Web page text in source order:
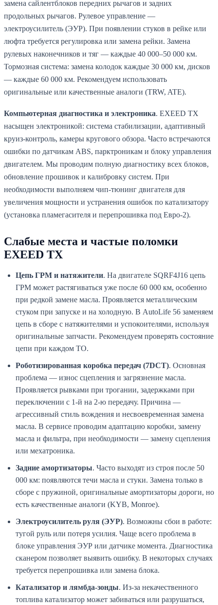
замена сайлентблоков передних рычагов и задних
продольных рычагов. Рулевое управление —
электроусилитель (ЭУР). При появлении стуков в рейке или
люфта требуется регулировка или замена рейки. Замена
рулевых наконечников и тяг — каждые 40 000–50 000 км.
Тормозная система: замена колодок каждые 30 000 км, дисков
— каждые 60 000 км. Рекомендуем использовать
оригинальные или качественные аналоги (TRW, ATE).
Компьютерная диагностика и электроника. EXEED TX
насыщен электроникой: система стабилизации, адаптивный
круиз-контроль, камеры кругового обзора. Часто встречаются
ошибки по датчикам ABS, парктроникам и блоку управления
двигателем. Мы проводим полную диагностику всех блоков,
обновление прошивок и калибровку систем. При
необходимости выполняем чип-тюнинг двигателя для
увеличения мощности и устранения ошибок по катализатору
(установка пламегасителя и перепрошивка под Евро-2).
Слабые места и частые поломки
EXEED TX
Цепь ГРМ и натяжители. На двигателе SQRF4J16 цепь
ГРМ может растягиваться уже после 60 000 км, особенно
при редкой замене масла. Проявляется металлическим
стуком при запуске и на холодную. В AutoLife 56 заменяем
цепь в сборе с натяжителями и успокоителями, используя
оригинальные запчасти. Рекомендуем проверять состояние
цепи при каждом ТО.
Роботизированная коробка передач (7DCT). Основная
проблема — износ сцепления и загрязнение масла.
Проявляется рывками при трогании, задержками при
переключении с 1-й на 2-ю передачу. Причина —
агрессивный стиль вождения и несвоевременная замена
масла. В сервисе проводим адаптацию коробки, замену
масла и фильтра, при необходимости — замену сцепления
или мехатроника.
Задние амортизаторы. Часто выходят из строя после 50
000 км: появляются течи масла и стуки. Замена только в
сборе с пружиной, оригинальные амортизаторы дороги, но
есть качественные аналоги (KYB, Monroe).
Электроусилитель руля (ЭУР). Возможны сбои в работе:
тугой руль или потеря усилия. Чаще всего проблема в
блоке управления ЭУР или датчике момента. Диагностика
сканером позволяет выявить ошибку. В некоторых случаях
требуется перепрошивка или замена блока.
Катализатор и лямбда-зонды. Из-за некачественного
топлива катализатор может забиваться или разрушаться,